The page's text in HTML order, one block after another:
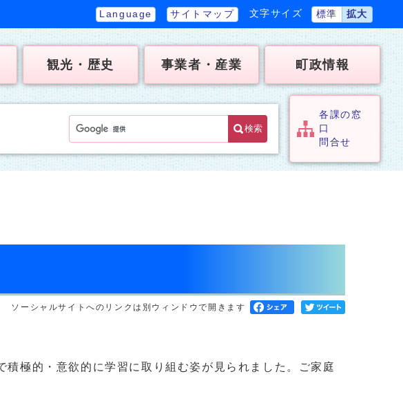
Language サイトマップ 文字サイズ 標準 拡大
観光・歴史 事業者・産業 町政情報
検索
各課の窓
口
問合せ
ソーシャルサイトへのリンクは別ウィンドウで開きます
極的・意欲的に学習に取り組む姿が見られました。ご家庭